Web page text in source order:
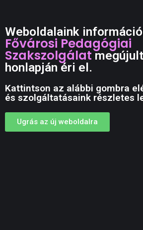
Weboldalaink
Fővárosi Pedagógiai
Szakszolgálat
honlapján éri el.
Kattintson az alábbi gombra
és szolgáltatásaink részletes
Ugrás az új weboldalra